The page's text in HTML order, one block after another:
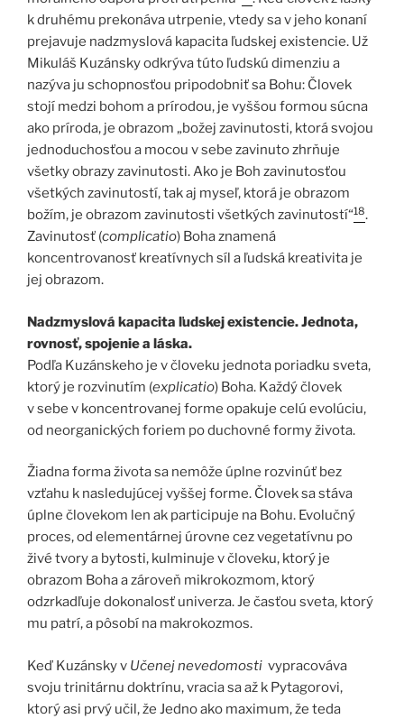
k druhému prekonáva utrpenie, vtedy sa v jeho konaní
prejavuje nadzmyslová kapacita ľudskej existencie. Už
Mikuláš Kuzánsky odkrýva túto ľudskú dimenziu a
nazýva ju schopnosťou pripodobniť sa Bohu: Človek
stojí medzi bohom a prírodou, je vyššou formou súcna
ako príroda, je obrazom „božej zavinutosti, ktorá svojou
jednoduchosťou a mocou v sebe zavinuto zhrňuje
všetky obrazy zavinutosti. Ako je Boh zavinutosťou
všetkých zavinutostí, tak aj myseľ, ktorá je obrazom
božím, je obrazom zavinutosti všetkých zavinutostí“18.
Zavinutosť (complicatio) Boha znamená
koncentrovanosť kreatívnych síl a ľudská kreativita je
jej obrazom.
Nadzmyslová kapacita ľudskej existencie. Jednota,
rovnosť, spojenie a láska.
Podľa Kuzánskeho je v človeku jednota poriadku sveta,
ktorý je rozvinutím (explicatio) Boha. Každý človek
v sebe v koncentrovanej forme opakuje celú evolúciu,
od neorganických foriem po duchovné formy života.
Žiadna forma života sa nemôže úplne rozvinúť bez
vzťahu k nasledujúcej vyššej forme. Človek sa stáva
úplne človekom len ak participuje na Bohu. Evolučný
proces, od elementárnej úrovne cez vegetatívnu po
živé tvory a bytosti, kulminuje v človeku, ktorý je
obrazom Boha a zároveň mikrokozmom, ktorý
odzrkadľuje dokonalosť univerza. Je časťou sveta, ktorý
mu patrí, a pôsobí na makrokozmos.
Keď Kuzánsky v Učenej nevedomosti vypracováva
svoju trinitárnu doktrínu, vracia sa až k Pytagorovi,
ktorý asi prvý učil, že Jedno ako maximum, že teda